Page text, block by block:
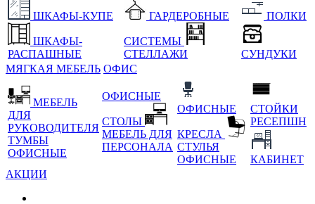
ШКАФЫ-КУПЕ
ШКАФЫ-
РАСПАШНЫЕ
ГАРДЕРОБНЫЕ
СИСТЕМЫ
СТЕЛЛАЖИ
ПОЛКИ
СУНДУКИ
МЯГКАЯ МЕБЕЛЬ ОФИС
МЕБЕЛЬ
ДЛЯ
РУКОВОДИТЕЛЯ
ТУМБЫ
ОФИСНЫЕ
ОФИСНЫЕ
СТОЛЫ
МЕБЕЛЬ ДЛЯ
ПЕРСОНАЛА
ОФИСНЫЕ
КРЕСЛА
СТУЛЬЯ
ОФИСНЫЕ
СТОЙКИ
РЕСЕПШН
КАБИНЕТ
АКЦИИ